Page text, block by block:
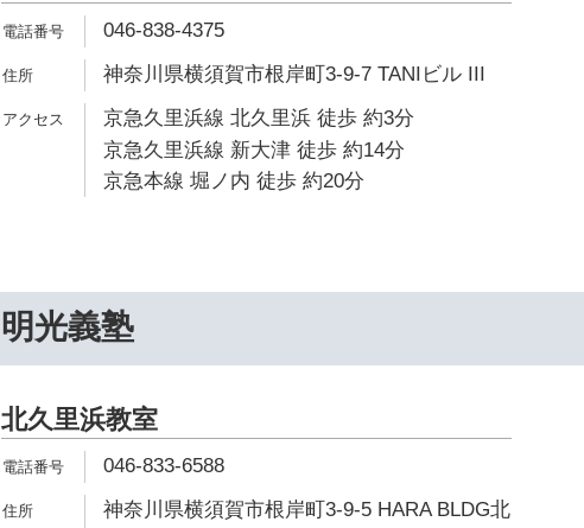
046-838-4375
神奈川県横須賀市根岸町3-9-7 TANIビル III
京急久里浜線 北久里浜 徒歩 約3分
京急久里浜線 新大津 徒歩 約14分
京急本線 堀ノ内 徒歩 約20分
明光義塾
北久里浜教室
046-833-6588
神奈川県横須賀市根岸町3-9-5 HARA BLDG北